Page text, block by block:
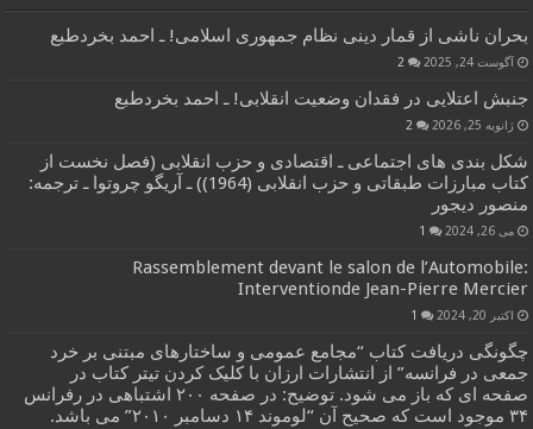
بحران ناشی از قمار دینی نظام جمهوری اسلامی! ـ احمد بخردطبع
آگوست 24, 2025 2
جنبش اعتلایی در فقدان وضعیت انقلابی! ـ احمد بخردطبع
ژانویه 25, 2026 2
شکل بندی های اجتماعی ـ اقتصادی و حزب انقلابی (فصل نخست از
کتاب مبارزات طبقاتی و حزب انقلابی (1964)) ـ آریگو چروتوا ـ ترجمه:
منصور دیجور
می 26, 2024 1
Rassemblement devant le salon de l’Automobile:
Interventionde Jean-Pierre Mercier
اکتبر 20, 2024 1
چگونگی دریافت کتاب “مجامع عمومی و ساختارهای مبتنی بر خرد
جمعی در فرانسه” از انتشارات ارزان با کلیک کردن تیتر کتاب در
صفحه ای که باز می شود. توضیح: در صفحه ۲۰۰ اشتباهی در رفرانس
۳۴ موجود است که صحیح آن “لوموند ۱۴ دسامبر ۲۰۱۰” می باشد.